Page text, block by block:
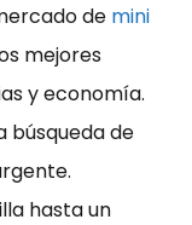
de mini
mejores
y economía.
búsqueda de
hasta un